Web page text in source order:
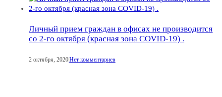
Личный прием граждан в офисах не производится
со 2-го октября (красная зона COVID-19) .
2 октября, 2020|Нет комментариев